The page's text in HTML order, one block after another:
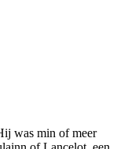
was min of meer